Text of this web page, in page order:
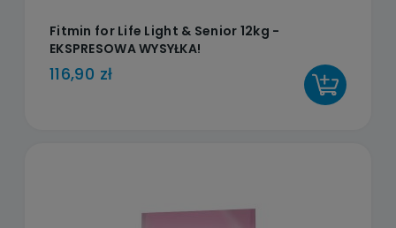
Fitmin for Life Light & Senior 12kg -
EKSPRESOWA WYSYŁKA!
116,90 zł